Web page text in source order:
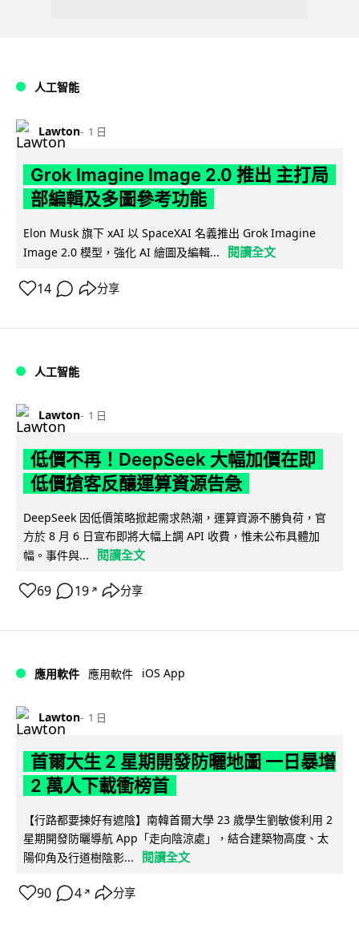
人工智能
Lawton 1 日
Grok Imagine Image 2.0 推出 主打局
部編輯及多圖參考功能
Elon Musk 旗下 xAI 以 SpaceXAI 名義推出 Grok Imagine
Image 2.0 模型，強化 AI 繪圖及編輯...
閱讀全文
14 分享
人工智能
Lawton 1 日
低價不再！DeepSeek 大幅加價在即
低價搶客反釀運算資源告急
DeepSeek 因低價策略掀起需求熱潮，運算資源不勝負荷，官
方於 8 月 6 日宣布即將大幅上調 API 收費，惟未公布具體加
幅。事件與...
閱讀全文
69 19 ↗ 分享
應用軟件 應用軟件 iOS App
Lawton 1 日
首爾大生 2 星期開發防曬地圖 一日暴增
2 萬人下載衝榜首
【行路都要揀好有遮陰】南韓首爾大學 23 歲學生劉敏俊利用 2
星期開發防曬導航 App「走向陰涼處」，結合建築物高度、太
陽仰角及行道樹陰影...
閱讀全文
90 4 ↗ 分享